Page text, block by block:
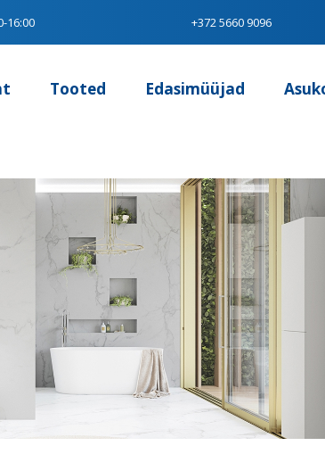
16:00 +372 5660 9096
Tooted Edasimüüjad